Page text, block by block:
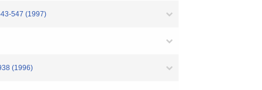
547 (1997)
(1996)